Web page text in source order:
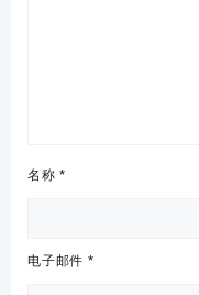
名称*
电子邮件 *